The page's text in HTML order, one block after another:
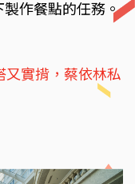
製作餐點的任務。
又實揹，蔡依林私